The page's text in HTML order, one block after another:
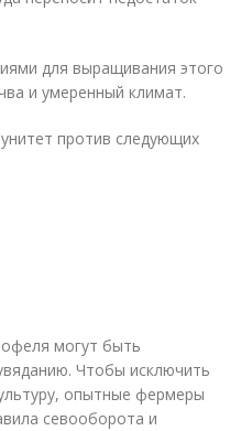
для выращивания этого
и умеренный климат.
против следующих
могут быть
Чтобы исключить
опытные фермеры
севооборота и